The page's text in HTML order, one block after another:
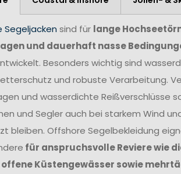
Segeljacken sind für lange
und dauerhaft nasse
Besonders wichtig sind
und robuste Verarbeitung.
und wasserdichte Reißverschlüsse
und Segler auch bei starkem Wind
bleiben. Offshore Segelbekleidung
für anspruchsvolle Reviere wie
offene Küstengewässer sowie